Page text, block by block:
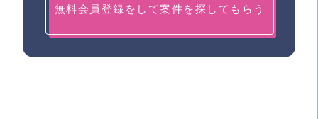
無料会員登録をして案件を探してもらう